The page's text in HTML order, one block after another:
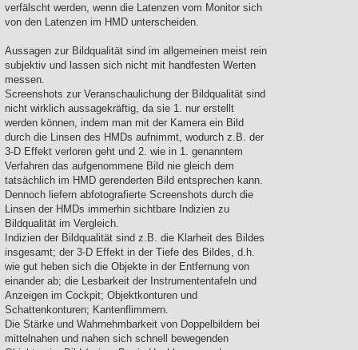
verfälscht werden, wenn die Latenzen vom Monitor sich
von den Latenzen im HMD unterscheiden.
Aussagen zur Bildqualität sind im allgemeinen meist rein
subjektiv und lassen sich nicht mit handfesten Werten
messen.
Screenshots zur Veranschaulichung der Bildqualität sind
nicht wirklich aussagekräftig, da sie 1. nur erstellt
werden können, indem man mit der Kamera ein Bild
durch die Linsen des HMDs aufnimmt, wodurch z.B. der
3-D Effekt verloren geht und 2. wie in 1. genanntem
Verfahren das aufgenommene Bild nie gleich dem
tatsächlich im HMD gerenderten Bild entsprechen kann.
Dennoch liefern abfotografierte Screenshots durch die
Linsen der HMDs immerhin sichtbare Indizien zu
Bildqualität im Vergleich.
Indizien der Bildqualität sind z.B. die Klarheit des Bildes
insgesamt; der 3-D Effekt in der Tiefe des Bildes, d.h.
wie gut heben sich die Objekte in der Entfernung von
einander ab; die Lesbarkeit der Instrumententafeln und
Anzeigen im Cockpit; Objektkonturen und
Schattenkonturen; Kantenflimmern.
Die Stärke und Wahrnehmbarkeit von Doppelbildern bei
mittelnahen und nahen sich schnell bewegenden